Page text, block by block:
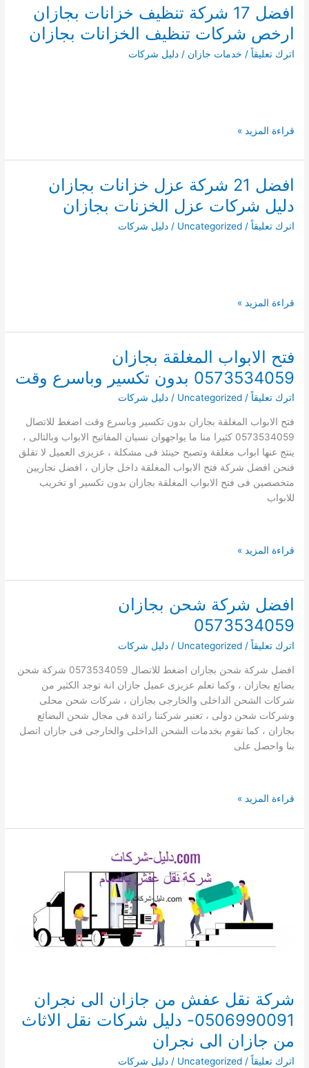
افضل 17 شركة تنظيف خزانات بجازان
ارخص شركات تنظيف الخزانات بجازان
اترك تعليقاً / خدمات جازان /دليل شركات
افضل
شركة
تنظيف
خزانات
بجازان
ارخص
قراءة المزيد »
افضل 21 شركة عزل خزانات بجازان
دليل شركات عزل الخزنات بجازان
اترك تعليقاً /
Uncategorized
/دليل شركات
افضل
شركة
خزانات
بجازان
دليل
عزل
الخزنات
بجازان
قراءة المزيد »
فتح الابواب المغلقة بجازان
0573534059 بدون تكسير وباسرع وقت
اترك تعليقاً /
Uncategorized
/دليل شركات
فتح الابواب المغلقة بجازان بدون تكسير وباسرع وقت اضغط للاتصال
0573534059 كثيرا منا ما يواجهوان نسيان المفاتيح الابواب وبالتالى ،
ينتج عنها ابواب مغلقة وتصبح حينئذ فى مشكلة ، عزيزى العميل لا تقلق
فنحن افضل شركة فتح الابواب المغلقة داخل جازان ، افضل نجاريين
متخصصين فى فتح الابواب المغلقة بجازان بدون تكسير او تخريب
للابواب
فتح
المغلقة
بجازان
0573534059
بدون
تكسير
وقت
قراءة المزيد »
افضل شركة شحن بجازان
0573534059
اترك تعليقاً /
Uncategorized
/دليل شركات
افضل شركة شحن بجازان اضغط للاتصال 0573534059 شركة شحن
بضائع بجازان ، وكما تعلم عزيزى عميل جازان انة توجد الكثير من
شركات الشحن الداخلى والخارجى بجازان ، شركات شحن محلى
وشركات شحن دولى ، تعتبر شركتنا رائدة فى مجال شحن البضائع
بجازان ، كما نقوم بخدمات الشحن الداخلى والخارجى فى جازان اتصل
بنا واحصل على
افضل
شحن
قراءة المزيد »
شركة نقل عفش من جازان الى نجران
0506990091- دليل شركات نقل الاثاث
من جازان الى نجران
اترك تعليقاً /
Uncategorized
/دليل شركات